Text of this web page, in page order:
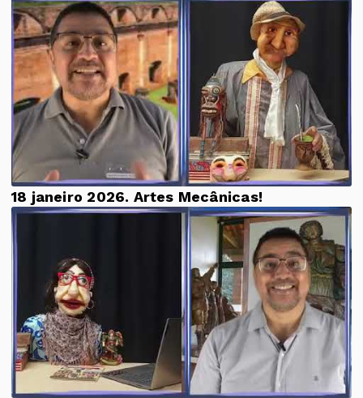
18 janeiro 2026. Artes Mecânicas!